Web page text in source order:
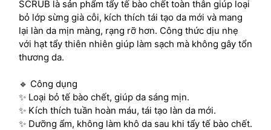
SCRUB là sản phẩm tẩy tế bào chết toàn thân giúp loại
bỏ lớp sừng già cỗi, kích thích tái tạo da mới và mang
lại làn da mịn màng, rạng rỡ hơn. Công thức dịu nhẹ
với hạt tẩy thiên nhiên giúp làm sạch mà không gây tổn
thương da.
🔹 Công dụng
✨ Loại bỏ tế bào chết, giúp da sáng mịn.
✨ Kích thích tuần hoàn máu, tái tạo làn da mới.
✨ Dưỡng ẩm, không làm khô da sau khi tẩy tế bào chết.